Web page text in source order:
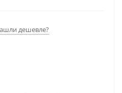
дешевле?